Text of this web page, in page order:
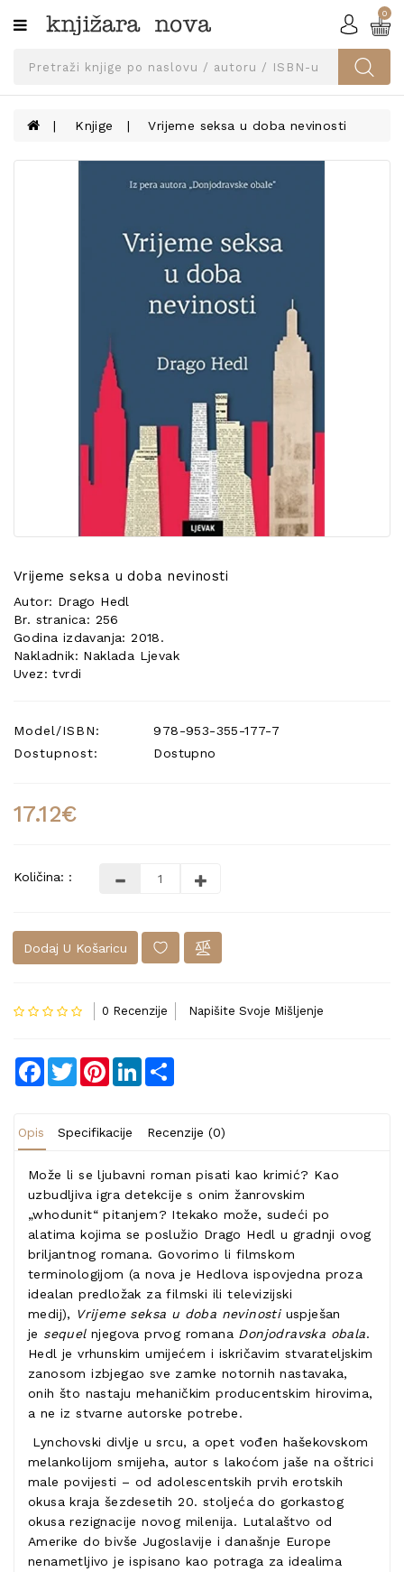
Kategorije
SVEUČILIŠNA
UDŽBENICI
KNJIGE
0
Knjige Vrijeme seksa u doba nevinosti
Vrijeme seksa u doba nevinosti
Autor: Drago Hedl
Br. stranica: 256
Godina izdavanja: 2018.
Nakladnik: Naklada Ljevak
Uvez: tvrdi
Model/ISBN:
978-953-355-177-7
Dostupnost:
Dostupno
17.12€
Količina: :
Dodaj U Košaricu
0 Recenzije Napišite Svoje Mišljenje
Facebook
TwitterPinterestLinkedIn
Opis Specifikacije Recenzije (0)
Može li se ljubavni roman pisati kao krimić? Kao
uzbudljiva igra detekcije s onim žanrovskim
„whodunit“ pitanjem? Itekako može, sudeći po
alatima kojima se poslužio Drago Hedl u gradnji ovog
briljantnog romana. Govorimo li filmskom
terminologijom (a nova je Hedlova ispovjedna proza
idealan predložak za filmski ili televizijski
medij), Vrijeme seksa u doba nevinostiuspješan
je sequelnjegova prvog romana Donjodravska obala.
Hedl je vrhunskim umijećem i iskričavim stvarateljskim
zanosom izbjegao sve zamke notornih nastavaka,
onih što nastaju mehaničkim producentskim hirovima,
a ne iz stvarne autorske potrebe.
Lynchovski divlje u srcu, a opet vođen hašekovskom
melankolijom smijeha, autor s lakoćom jaše na oštrici
male povijesti – od adolescentskih prvih erotskih
okusa kraja šezdesetih 20. stoljeća do gorkastog
okusa rezignacije novog milenija. Lutalaštvo od
Amerike do bivše Jugoslavije i današnje Europe
nenametljivo je ispisano kao potraga za idealima